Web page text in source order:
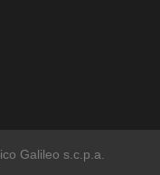
Galileo s.c.p.a.